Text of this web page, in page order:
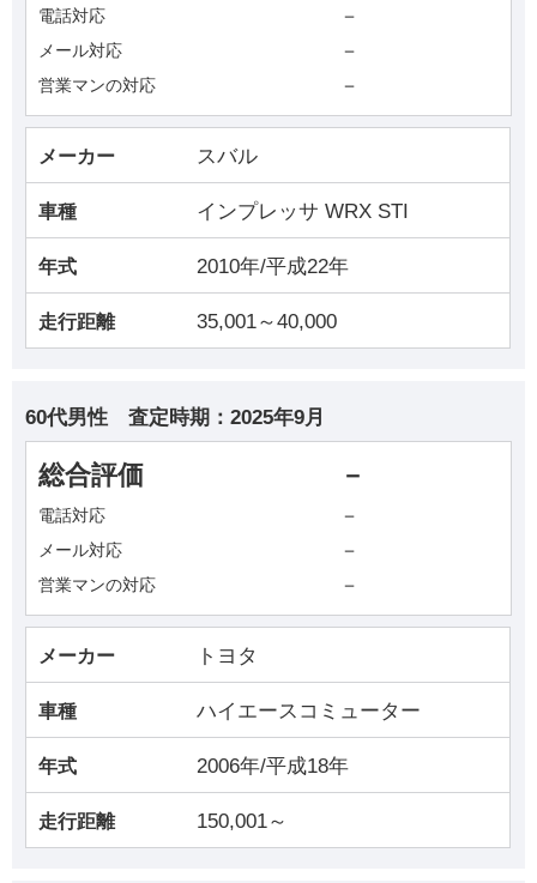
電話対応 －
メール対応 －
営業マンの対応 －
メーカー スバル
車種 インプレッサ WRX STI
年式 2010年/平成22年
走行距離 35,001～40,000
60代男性 査定時期： 2025年9月
総合評価 －
電話対応 －
メール対応 －
営業マンの対応 －
メーカー トヨタ
車種 ハイエースコミューター
年式 2006年/平成18年
走行距離 150,001～